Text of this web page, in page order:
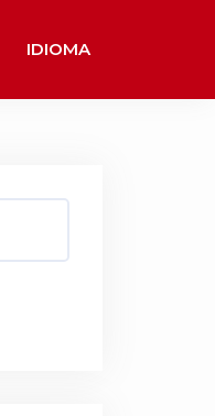
IDIOMA